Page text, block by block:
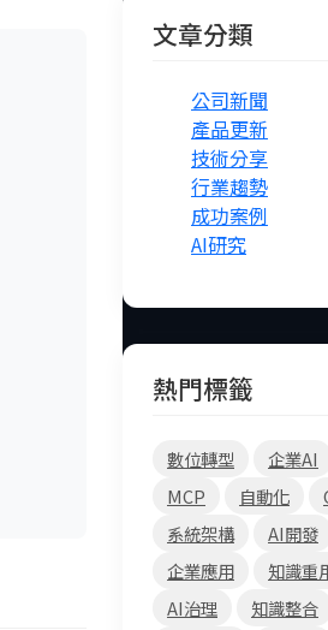
文章分類
公司新聞
產品更新
技術分享
行業趨勢
成功案例
AI研究
熱門標籤
數位轉型 企業AI
MCP
自動化
系統架構
AI開發
企業應用
知識重
AI治理
知識整合